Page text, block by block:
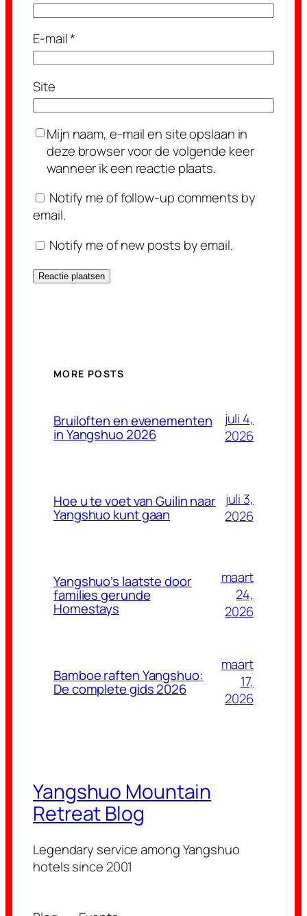
E-mail*
Site
Mijn naam, e-mail en site opslaan in
deze browser voor de volgende keer
wanneer ik een reactie plaats.
Notify me of follow-up comments by
email.
Notify me of new posts by email.
MORE POSTS
Bruiloften en evenementen
in Yangshuo 2026
juli 4,
2026
Hoe u te voet van Guilin naar
Yangshuo kunt gaan
juli 3,
2026
Yangshuo’s laatste door
families gerunde
Homestays
maart
24,
2026
Bamboe raften Yangshuo:
De complete gids 2026
maart
17,
2026
Yangshuo Mountain
Retreat Blog
Legendary service among Yangshuo
hotels since 2001